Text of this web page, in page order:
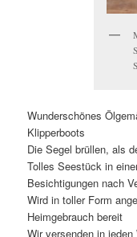
Wunderschönes
Klipperboots
Die Segel brüllen, als
Tolles Seestück in
Besichtigungen nach
Wird in toller Form
Heimgebrauch bereit
Wir versenden in